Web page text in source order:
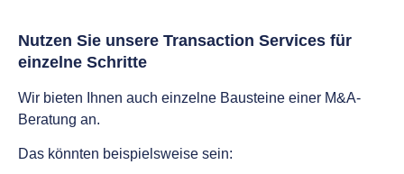
Nutzen Sie unsere Transaction Services für
einzelne Schritte
Wir bieten Ihnen auch einzelne Bausteine einer M&A-
Beratung an.
Das könnten beispielsweise sein: